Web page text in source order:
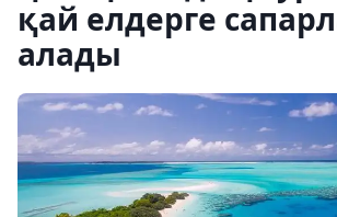
қай елдерге
алады